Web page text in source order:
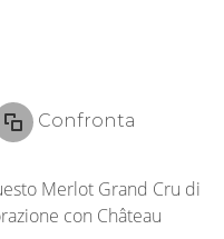
Confronta
Merlot Grand Cru di
con Château